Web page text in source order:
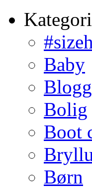
Baby
Bolig
Boot
Børn